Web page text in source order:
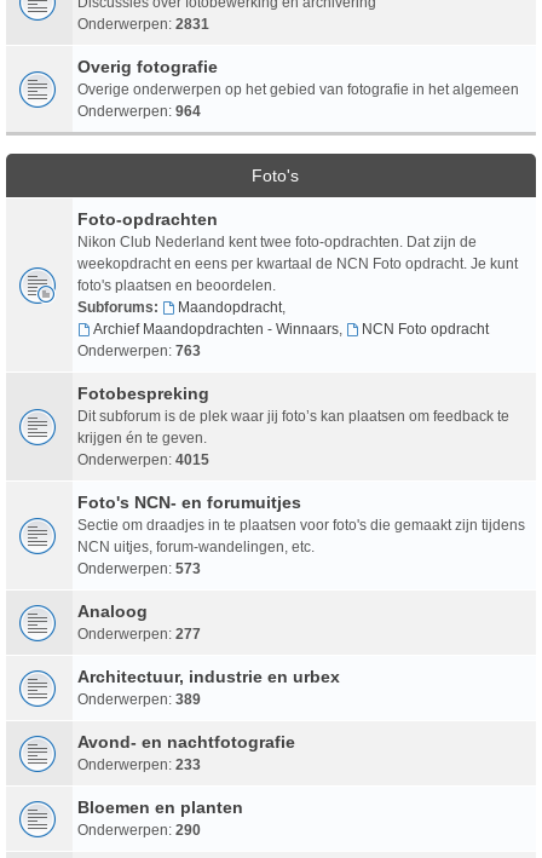
Onderwerpen: 2831
Overig fotografie
Overige onderwerpen op het gebied van fotografie in het algemeen
Onderwerpen: 964
Foto's
Foto-opdrachten
Nikon Club Nederland kent twee foto-opdrachten. Dat zijn de
weekopdracht en eens per kwartaal de NCN Foto opdracht. Je kunt
foto's plaatsen en beoordelen.
Subforums:
Maandopdracht,
Archief Maandopdrachten - Winnaars,
NCN Foto opdracht
Onderwerpen: 763
Fotobespreking
Dit subforum is de plek waar jij foto’s kan plaatsen om feedback te
krijgen én te geven.
Onderwerpen: 4015
Foto's NCN- en forumuitjes
Sectie om draadjes in te plaatsen voor foto's die gemaakt zijn tijdens
NCN uitjes, forum-wandelingen, etc.
Onderwerpen: 573
Analoog
Onderwerpen: 277
Architectuur, industrie en urbex
Onderwerpen: 389
Avond- en nachtfotografie
Onderwerpen: 233
Bloemen en planten
Onderwerpen: 290